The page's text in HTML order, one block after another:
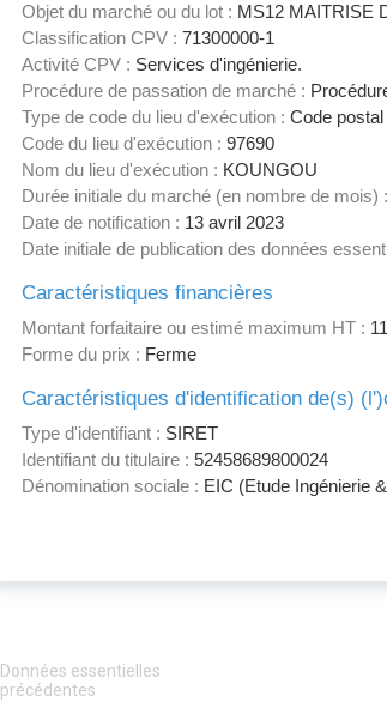
Objet du marché ou du lot : MS12 MAITRISE
Classification CPV : 71300000-1
Activité CPV : Services d'ingénierie.
Procédure de passation de marché :
Type de code du lieu d'exécution : Code postal
Code du lieu d'exécution : 97690
Nom du lieu d'exécution : KOUNGOU
Durée initiale du marché (en nombre de mois) :
Date de notification : 13 avril 2023
Date initiale de publication des données
Caractéristiques financières
Montant forfaitaire ou estimé maximum HT :
Forme du prix : Ferme
Caractéristiques d'identification de(s)
Type d'identifiant : SIRET
Identifiant du titulaire : 52458689800024
Dénomination sociale : EIC (Etude Ingénierie
Données essentielles
précédentes